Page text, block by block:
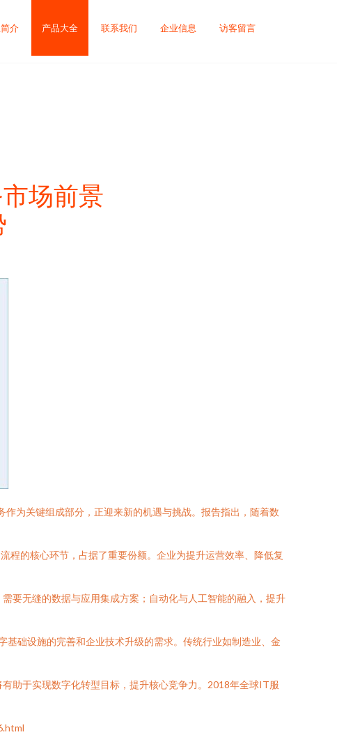
介 产品大全 联系我们 企业信息 访客留言
市场前景
为关键组成部分，正迎来新的机遇与挑战。报告指出，随着数
程的核心环节，占据了重要份额。企业为提升运营效率、降低复
要无缝的数据与应用集成方案；自动化与人工智能的融入，提升
础设施的完善和企业技术升级的需求。传统行业如制造业、金
助于实现数字化转型目标，提升核心竞争力。2018年全球IT服